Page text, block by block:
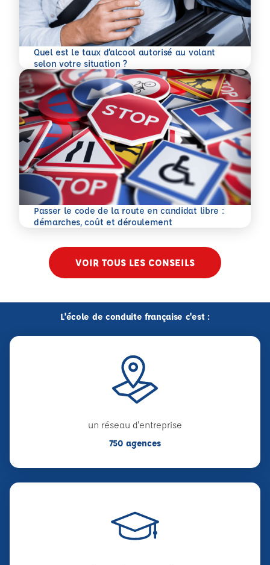
Quel est le taux d’alcool autorisé au volant
selon votre situation ?
En savoir plus
Passer le code de la route en candidat libre :
démarches, coût et déroulement
En savoir plus
VOIR TOUS LES CONSEILS
L'école de conduite française c'est :
un réseau d'entreprise
750 agences